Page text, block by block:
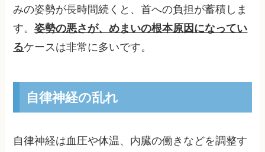
みの姿勢が長時間続くと、首への負担が蓄積しま
す。姿勢の悪さが、めまいの根本原因になってい
るケースは非常に多いです。
自律神経の乱れ
自律神経は血圧や体温、内臓の働きなどを調整す